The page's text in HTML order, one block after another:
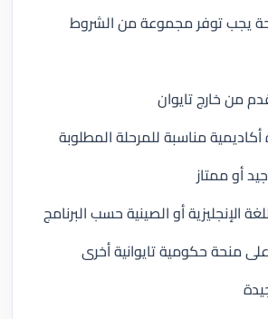
يجب توفر مجموعة من الشروط
من خارج تايوان
مناسبة للمرحلة المطلوبة
أو ممتاز
الإنجليزية أو الصينية حسب البرنامج
منحة حكومية تايوانية أخرى